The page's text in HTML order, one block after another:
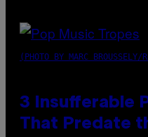
(PHOTO BY MARC BROUSSELY/
3 Insufferable
That Predate